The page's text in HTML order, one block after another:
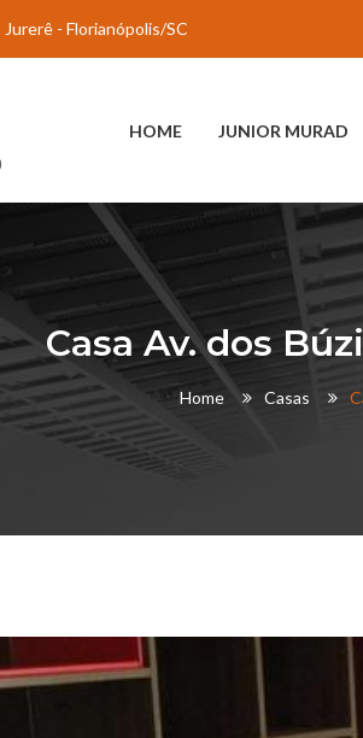
Jurerê - Florianópolis/SC
HOME JUNIOR MURAD
Casa Av. dos
Home Casas